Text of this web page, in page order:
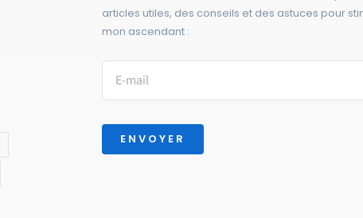
articles utiles, des conseils et des astuces pour
mon ascendant :
ENVOYER